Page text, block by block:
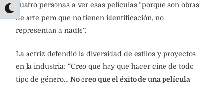
cuatro personas a ver esas películas “porque son obras
de arte pero que no tienen identificación, no
representan a nadie”.
La actriz defendió la diversidad de estilos y proyectos
en la industria: “Creo que hay que hacer cine de todo
tipo de género… No creo que el éxito de una película